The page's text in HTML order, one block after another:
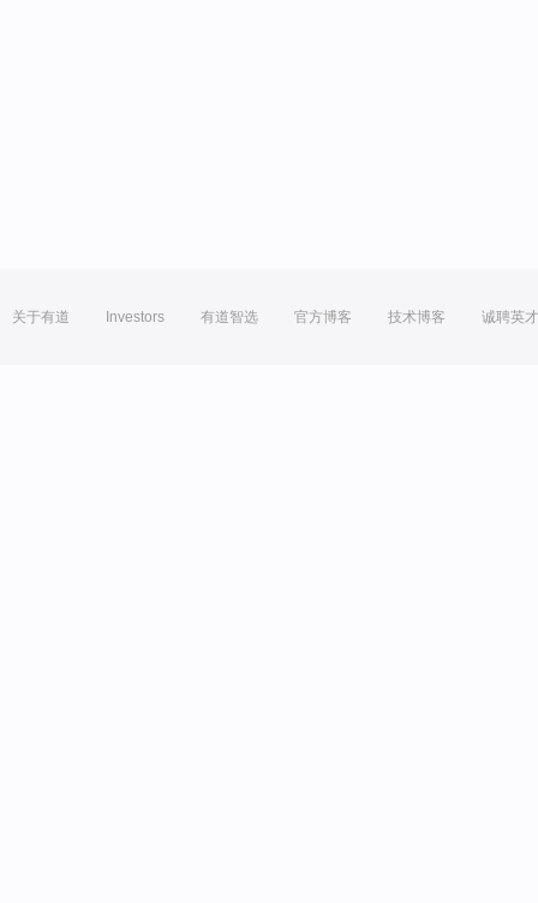
关于有道 Investors 有道智选 官方博客 技术博客 诚聘英才